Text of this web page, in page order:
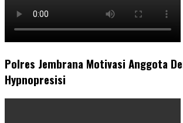
Polres Jembrana Motivasi Anggota
Hypnopresisi